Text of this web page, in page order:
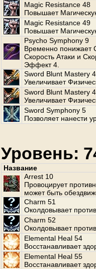
Magic Resistance 48
Повышает
Magic Resistance 49
Повышает
Psycho Symphony 9
Временно понижает
Скорость Атаки и
Эффект 4.
Sword Blunt Mastery
Увеличивает
Sword Blunt Mastery
Увеличивает
Sword Symphony 5
Позволяет нанести
Уровень:
Название
Arrest 10
Провоцирует
может быть
Charm 51
Околдовывает
Charm 52
Околдовывает
Elemental Heal 54
Восстанавливает
Elemental Heal 55
Восстанавливает